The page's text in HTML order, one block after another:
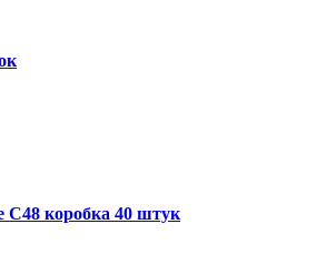
коробка 40 штук